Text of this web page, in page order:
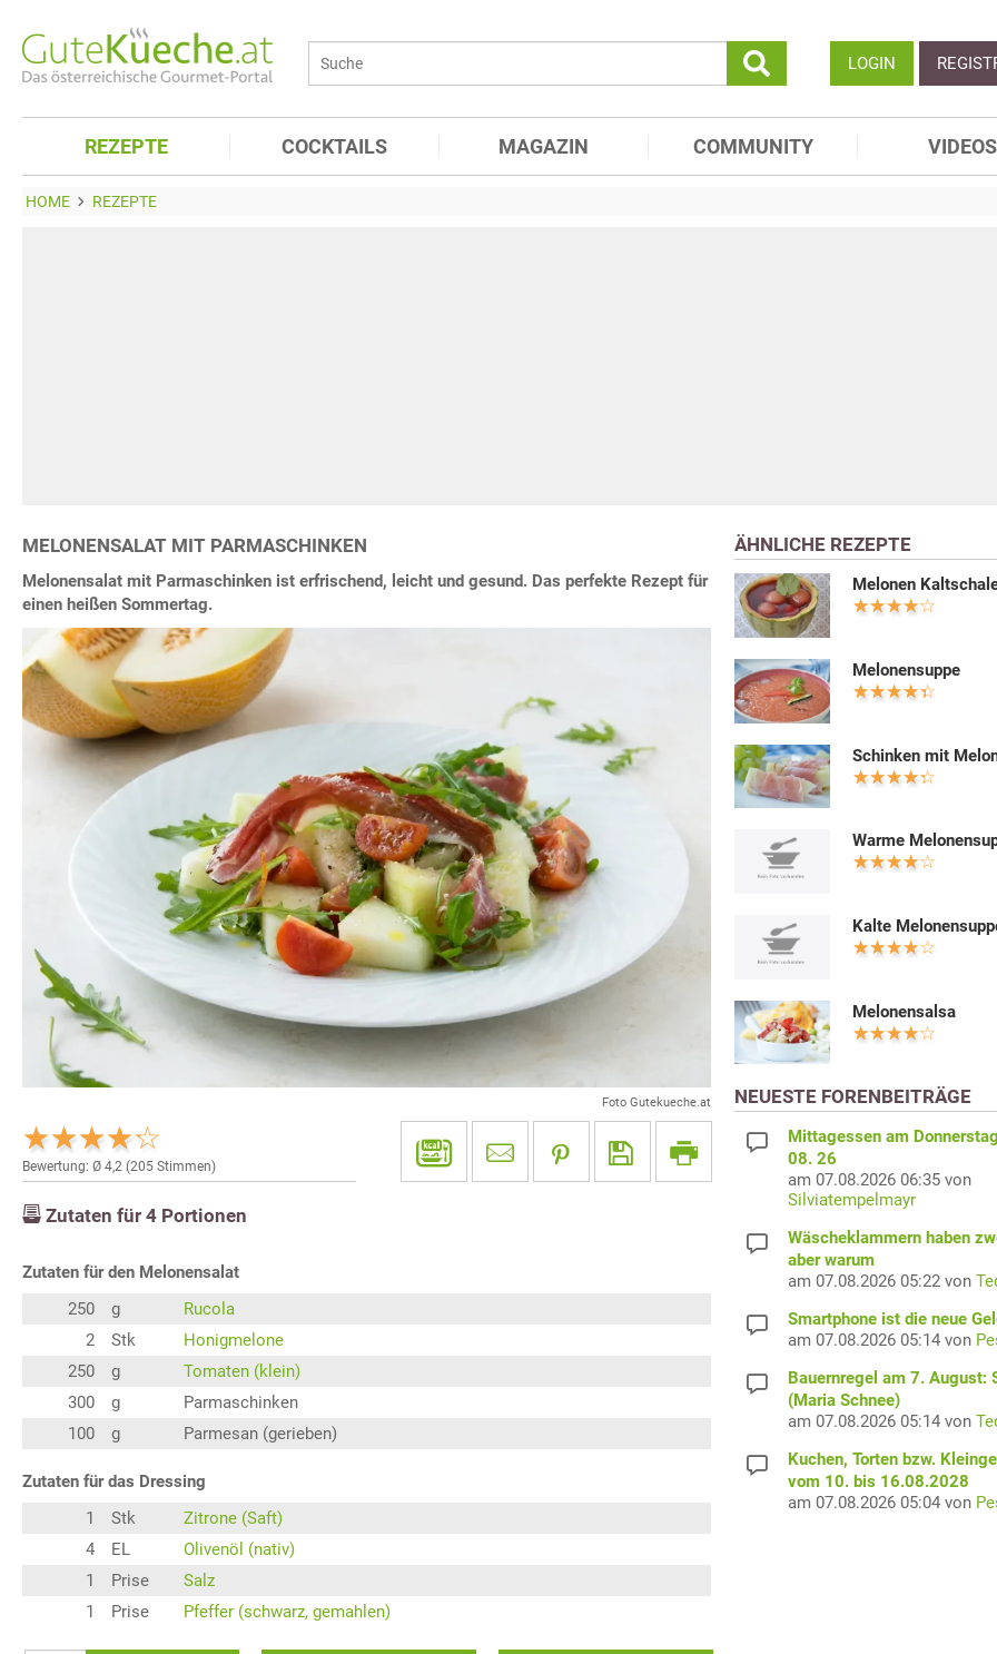
LOGIN
REZEPTE COCKTAILS MAGAZIN COMMUNITY VIDEOS
HOME REZEPTE
MELONENSALAT MIT PARMASCHINKEN
Melonensalat mit Parmaschinken ist erfrischend, leicht und gesund. Das perfekte Rezept für
einen heißen Sommertag.
Foto Gutekueche.at
Bewertung: Ø 4,2 (205 Stimmen)
Zutaten für 4 Portionen
Zutaten für den Melonensalat
250
g
Rucola
2
Stk
Honigmelone
250
g
Tomaten (klein)
300
g
Parmaschinken
100
g Parmesan (gerieben)
Zutaten für das Dressing
1
Stk
Zitrone (Saft)
4
EL
Olivenöl (nativ)
1
Prise
Salz
1
Prise Pfeffer (schwarz, gemahlen)
ÄHNLICHE REZEPTE
Melonen
Melonensuppe
Schinken mit
Warme
Kalte
Melonensalsa
NEUESTE FORENBEITRÄGE
Mittagessen am
08. 26
am 07.08.2026 06:35 von
Silviatempelmayr
Wäscheklammern haben
aber warum
am 07.08.2026 05:22 von
Smartphone ist die neue
am 07.08.2026 05:14 von
Bauernregel am 7. August:
(Maria Schnee)
am 07.08.2026 05:14 von
Kuchen, Torten bzw.
vom 10. bis 16.08.2028
am 07.08.2026 05:04 von